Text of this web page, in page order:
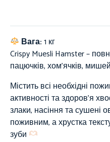
Вага:1 кг
Crispy Muesli Hamster –
пацючків, хом’ячків,
Містить всі необхідні
активності та здоров’я
злаки, насіння та сушені
поживним, а хрустка
зуби